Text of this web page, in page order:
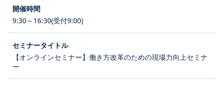
9:30～16:30(受付9:00)
【オンラインセミナー】働き方改革のための現場力向上セミナ
ー